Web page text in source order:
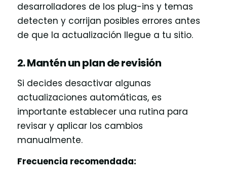
desarrolladores de los plug-ins y temas
detecten y corrijan posibles errores antes
de que la actualización llegue a tu sitio.
2. Mantén un plan de revisión
Si decides desactivar algunas
actualizaciones automáticas, es
importante establecer una rutina para
revisar y aplicar los cambios
manualmente.
Frecuencia recomendada: